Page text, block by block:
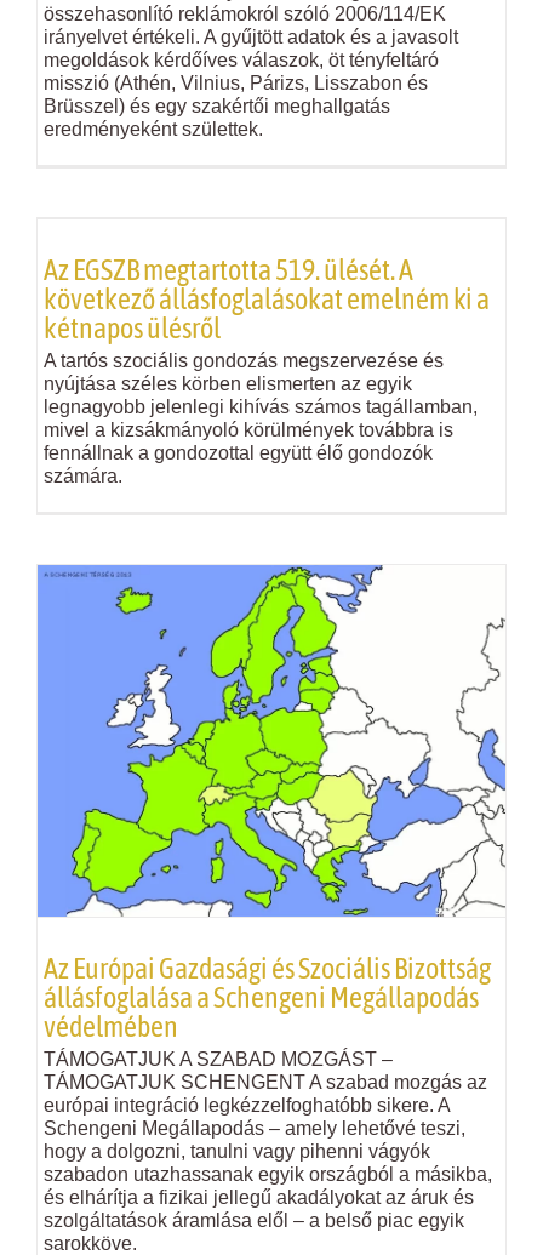
összehasonlító reklámokról szóló 2006/114/EK
irányelvet értékeli. A gyűjtött adatok és a javasolt
megoldások kérdőíves válaszok, öt tényfeltáró
misszió (Athén, Vilnius, Párizs, Lisszabon és
Brüsszel) és egy szakértői meghallgatás
eredményeként születtek.
Az EGSZB megtartotta 519. ülését. A
következő állásfoglalásokat emelném ki a
kétnapos ülésről
A tartós szociális gondozás megszervezése és
nyújtása széles körben elismerten az egyik
legnagyobb jelenlegi kihívás számos tagállamban,
mivel a kizsákmányoló körülmények továbbra is
fennállnak a gondozottal együtt élő gondozók
számára.
Az Európai Gazdasági és Szociális Bizottság
állásfoglalása a Schengeni Megállapodás
védelmében
TÁMOGATJUK A SZABAD MOZGÁST –
TÁMOGATJUK SCHENGENT A szabad mozgás az
európai integráció legkézzelfoghatóbb sikere. A
Schengeni Megállapodás – amely lehetővé teszi,
hogy a dolgozni, tanulni vagy pihenni vágyók
szabadon utazhassanak egyik országból a másikba,
és elhárítja a fizikai jellegű akadályokat az áruk és
szolgáltatások áramlása elől – a belső piac egyik
sarokköve.